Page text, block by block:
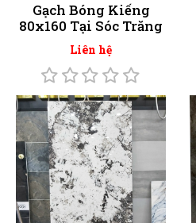
Gạch Bóng Kiếng
80x160 Tại Sóc Trăng
Liên hệ